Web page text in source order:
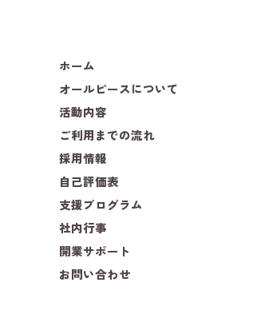
ホーム
オールピースについて
活動内容
ご利用までの流れ
採用情報
自己評価表
支援プログラム
社内行事
開業サポート
お問い合わせ